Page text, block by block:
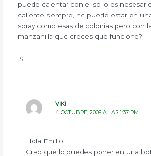
puede calentar con el sol o es
caliente siempre, no puede estar en
spray como esas de colonias pero con
manzanilla que creees que funcione?
:S
VIKI
4 OCTUBRE, 2009 A LAS 1:37 PM
Hola Emilio.
Creo que lo puedes poner en una